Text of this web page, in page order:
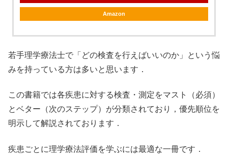
Amazon
若手理学療法士で「どの検査を行えばいいのか」という悩
みを持っている方は多いと思います．
この書籍では各疾患に対する検査・測定をマスト（必須）
とベター（次のステップ）が分類されており，優先順位を
明示して解説されております．
疾患ごとに理学療法評価を学ぶには最適な一冊です．